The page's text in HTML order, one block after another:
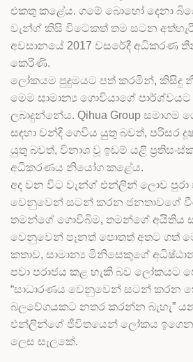
එකතු කළේය. ගමේ බොහෝ දෙනා
වැන්ග් කිසි විටෙකත් තම සටන
අවසානයේ 2017 වසරේදී අධිකරණ
කෙරිණි.
ලෝකයම පුදුමයට පත් කරමින්, කිසිදු
මෙම සාමාන්‍ය ගොවියාගේ
ලබාදුන්නේය. Qihua Group
සඳහා වන්දි ගෙවිය යුතු බවත්, පරිසර
යුතු බවත්, විනාශ වූ ඉඩම් යළි
අධිකරණය නියෝග කළේය.
අද වන විට වැන්ග් එන්ලින් ලොව පුරා
වෙනුවෙන් සටන් කරන ජනතාවගේ
තමන්ගේ ගොවිබිම, තමන්ගේ අයිතිය
වෙනුවෙන් පෑනත් පොතත් අතට ගත්
කතාව, සාමාන්‍ය මිනිසෙකුගේ
පවා පරාජය කළ හැකි බව ලෝකයට
“සාධාරණය වෙනුවෙන් සටන් කරන
බලවේගයකට නතර කරන්න බැහැ”
එන්ලින්ගේ ජීවිතයෙන් ලෝකය ඉගෙන
ලෙස සැලකේ.